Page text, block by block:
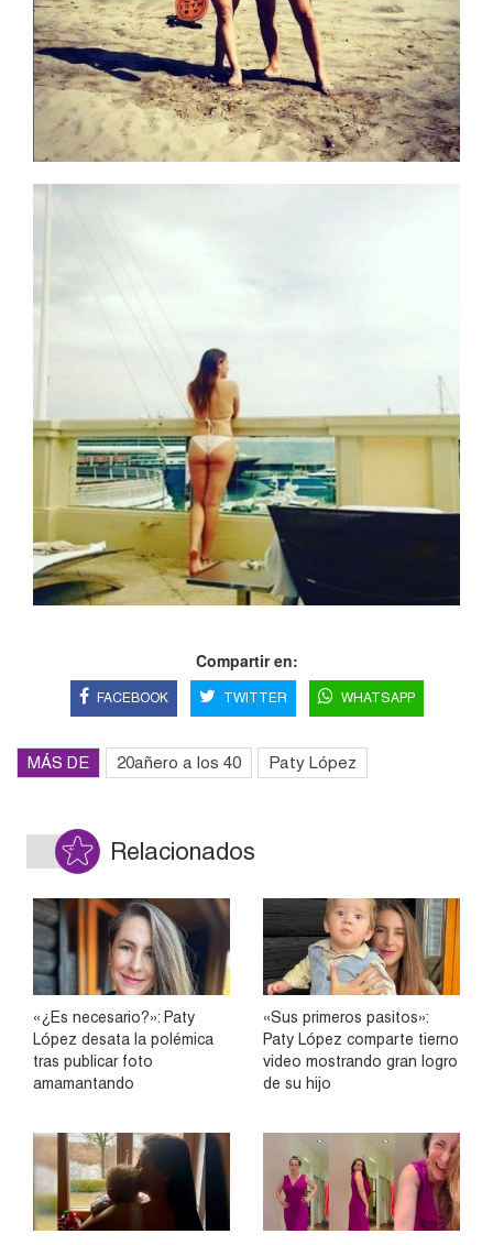
Compartir en:
FACEBOOK TWITTER WHATSAPP
MÁS DE 20añero a los 40 Paty López
Relacionados
«¿Es necesario?»: Paty
López desata la polémica
tras publicar foto
amamantando
«Sus primeros pasitos»:
Paty López comparte tierno
video mostrando gran logro
de su hijo